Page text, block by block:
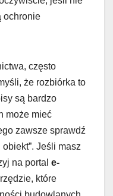
ochronie
często
że rozbiórka to
są bardzo
może mieć
zawsze sprawdź
Jeśli masz
na portal e-
które